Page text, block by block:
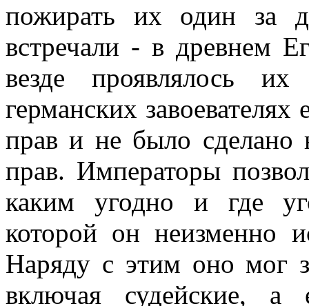
пожирать их один за
встречали - в древнем
везде проявлялось
германских
прав и не было сделано
прав. Императоры
каким угодно и где
которой он неизменно
Наряду с этим оно мог
включая судейские, а